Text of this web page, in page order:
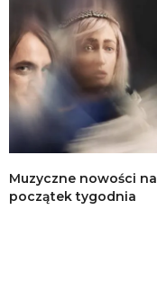
Muzyczne nowości na
początek tygodnia